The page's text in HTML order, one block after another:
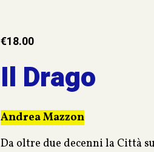
Il Drago
€18.00
Andrea Mazzon
Da oltre due decenni la Città